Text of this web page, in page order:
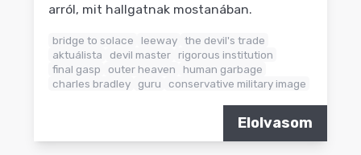
arról, mit hallgatnak mostanában.
bridge to solace leeway the devil's trade
aktuálista
devil master rigorous institution
final gasp
outer heaven
human garbage
charles bradley
guru conservative military image
Elolvasom